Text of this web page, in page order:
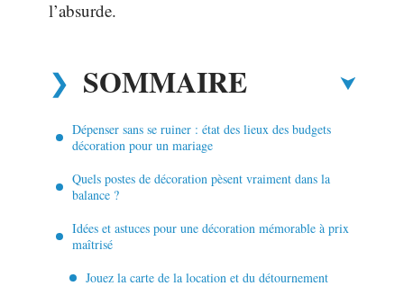
l’absurde.
SOMMAIRE
Dépenser sans se ruiner : état des lieux des budgets
décoration pour un mariage
Quels postes de décoration pèsent vraiment dans la
balance ?
Idées et astuces pour une décoration mémorable à prix
maîtrisé
Jouez la carte de la location et du détournement